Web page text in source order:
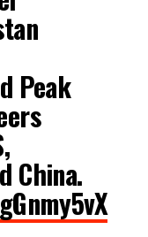
Peak
China.